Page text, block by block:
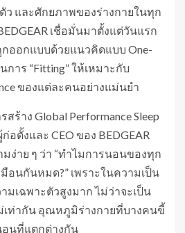
ว และศักยภาพของร่างกายในทุก
เชื่อมั่นมาตั้งแต่วันแรก
ออกแบบด้วยแนวคิดแบบ One-
การ “Fitting” ให้เหมาะกับ
ของแต่ละคนอย่างแม่นยำ
าง Global Performance Sleep
อตั้งและ CEO ของ BEDGEAR
ง่าย ๆ ว่า “ทำไมการนอนของทุก
อนกันหมด?” เพราะในความเป็น
มเฉพาะตัวสูงมาก ไม่ว่าจะเป็น
เท่ากัน อุณหภูมิร่างกายที่บางคนขี้
อนที่แตกต่างกัน